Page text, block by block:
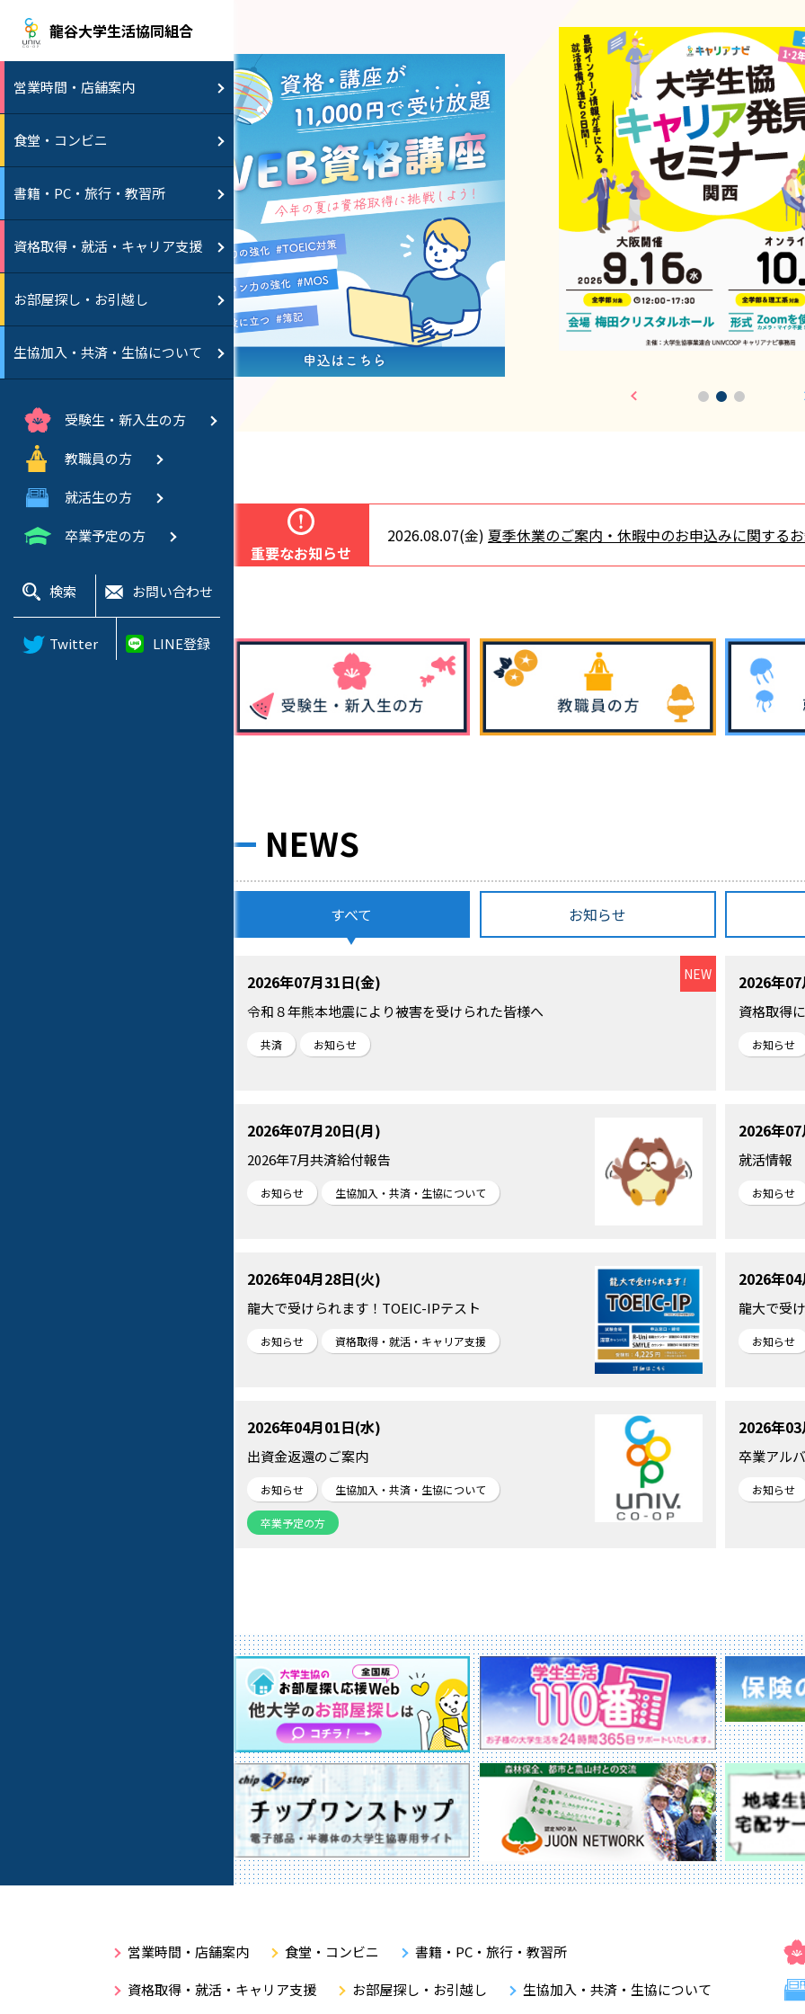
龍谷大学生活協同組合
営業時間・店舗案内
食堂・コンビニ
書籍・PC・旅行・教習所
資格取得・就活・キャリア支援
お部屋探し・お引越し
生協加入・共済・生協について
受験生・新入生の方
教職員の方
就活生の方
卒業予定の方
検索 お問い合わせ
Twitter LINE登録
重要なお知らせ
2026.08.07(金) 夏季休業のご案内・休暇中のお申込みに関する
NEWS
すべて お知らせ
2026年07月31日(金)
令和８年熊本地震により被害を受けられた皆様へ
共済 お知らせ
2026年
資格取得
お知らせ
2026年07月20日(月)
2026年7月共済給付報告
お知らせ 生協加入・共済・生協について
2026年
就活情報
お知らせ
2026年04月28日(火)
龍大で受けられます！TOEIC-IPテスト
お知らせ 資格取得・就活・キャリア支援
2026年
龍大で受
お知らせ
2026年04月01日(水)
出資金返還のご案内
お知らせ 生協加入・共済・生協について
卒業予定の方
2026年
卒業アル
お知らせ
営業時間・店舗案内 食堂・コンビニ
書籍・PC・旅行・教習所
資格取得・就活・キャリア支援
お部屋探し・お引越し 生協加入・共済・生協について